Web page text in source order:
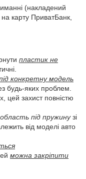
(накладений
карту ПриватБанк,
пластик не
конкретну модель
будь-яких проблем.
цей захист повністю
під пружинузі
від моделі авто
можна закріпити